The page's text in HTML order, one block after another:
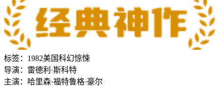
标签： 1982美国科幻惊悚
导演： 雷德利·斯科特
主演： 哈里森·福特鲁格·豪尔